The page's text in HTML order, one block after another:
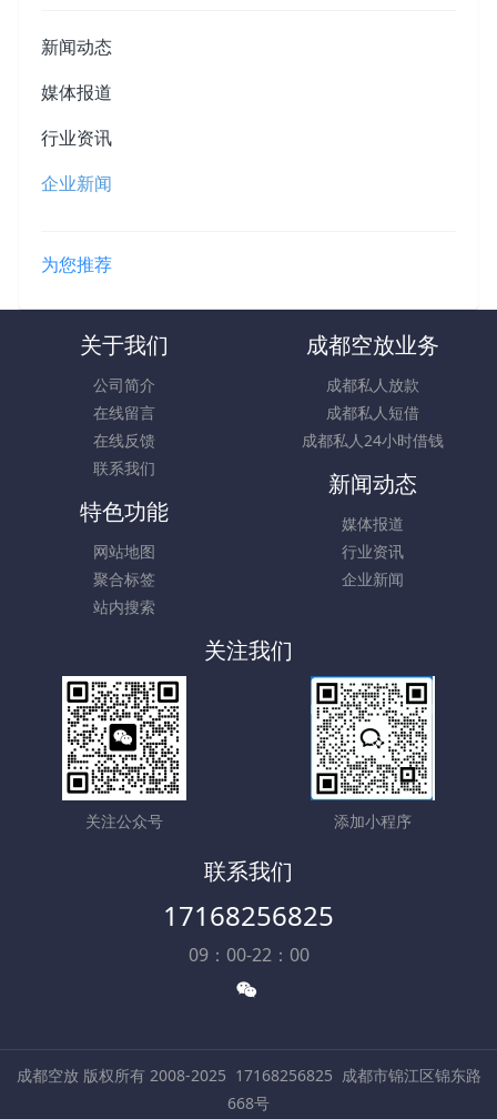
新闻动态
媒体报道
行业资讯
企业新闻
为您推荐
关于我们
公司简介
在线留言
在线反馈
联系我们
成都空放业务
成都私人放款
成都私人短借
成都私人24小时借钱
新闻动态
媒体报道
行业资讯
企业新闻
特色功能
网站地图
聚合标签
站内搜索
关注我们
关注公众号 添加小程序
联系我们
17168256825
09：00-22：00
成都空放 版权所有 2008-2025 17168256825 成都市锦江区锦东路
668号